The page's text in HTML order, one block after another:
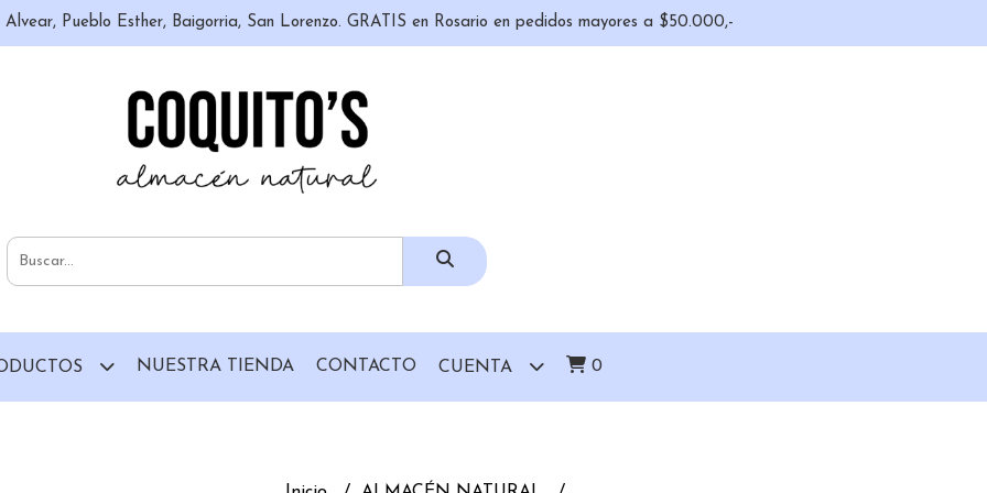
Alvear, Pueblo Esther, Baigorria, San Lorenzo. GRATIS en Rosario en pedidos mayores a $50.000,-
NUESTRA TIENDA CONTACTO CUENTA 0